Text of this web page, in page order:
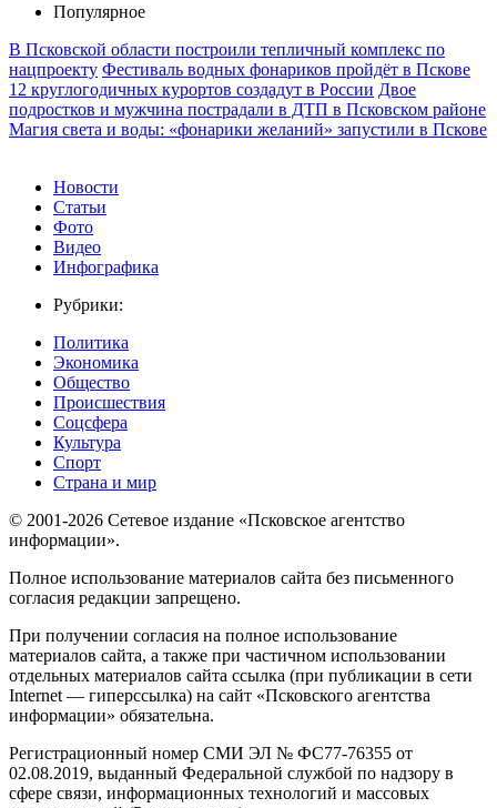
Популярное
В Псковской области построили тепличный комплекс по
нацпроекту Фестиваль водных фонариков пройдёт в Пскове
12 круглогодичных курортов создадут в России Двое
подростков и мужчина пострадали в ДТП в Псковском районе
Магия света и воды: «фонарики желаний» запустили в Пскове
Новости
Статьи
Фото
Видео
Инфографика
Рубрики:
Политика
Экономика
Общество
Происшествия
Соцсфера
Культура
Спорт
Страна и мир
© 2001-2026 Сетевое издание «Псковское агентство
информации».
Полное использование материалов сайта без письменного
согласия редакции запрещено.
При получении согласия на полное использование
материалов сайта, а также при частичном использовании
отдельных материалов сайта ссылка (при публикации в сети
Internet — гиперссылка) на сайт «Псковского агентства
информации» обязательна.
Регистрационный номер СМИ ЭЛ № ФС77-76355 от
02.08.2019, выданный Федеральной службой по надзору в
сфере связи, информационных технологий и массовых